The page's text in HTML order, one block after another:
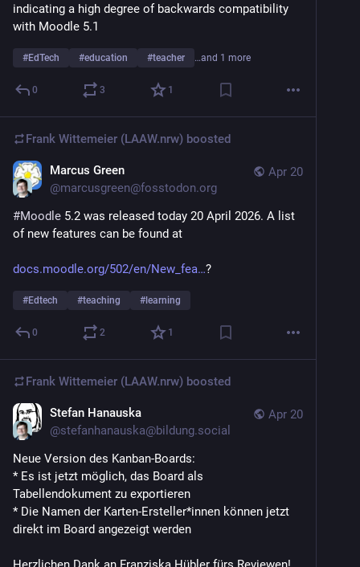
indicating a high degree of backwards compatibility
with Moodle 5.1
#EdTech #education #teacher …and 1 more
0 3 1
Frank Wittemeier (LAAW.nrw) boosted
Apr 20
Marcus Green
@marcusgreen@fosstodon.org
#Moodle 5.2 was released today 20 April 2026. A list
of new features can be found at
docs.moodle.org/502/en/New_fea ?
#Edtech #teaching #learning
0 2 1
Frank Wittemeier (LAAW.nrw) boosted
Apr 20
Stefan Hanauska
@stefanhanauska@bildung.social
Neue Version des Kanban-Boards:
* Es ist jetzt möglich, das Board als
Tabellendokument zu exportieren
* Die Namen der Karten-Ersteller*innen können jetzt
direkt im Board angezeigt werden